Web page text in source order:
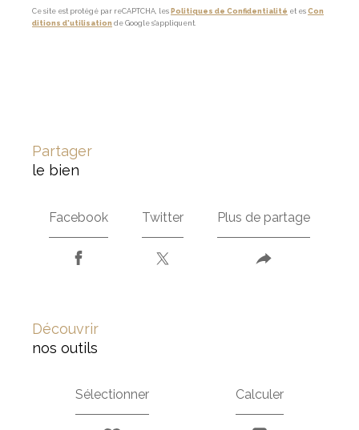
Ce site est protégé par reCAPTCHA, les Politiques de Confidentialité et es Con
ditions d'utilisation de Google s'appliquent.
partager
le bien
Facebook Twitter Plus de partage
découvrir
nos outils
Sélectionner Calculer